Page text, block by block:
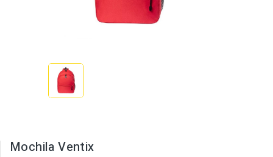
Mochila Ventix